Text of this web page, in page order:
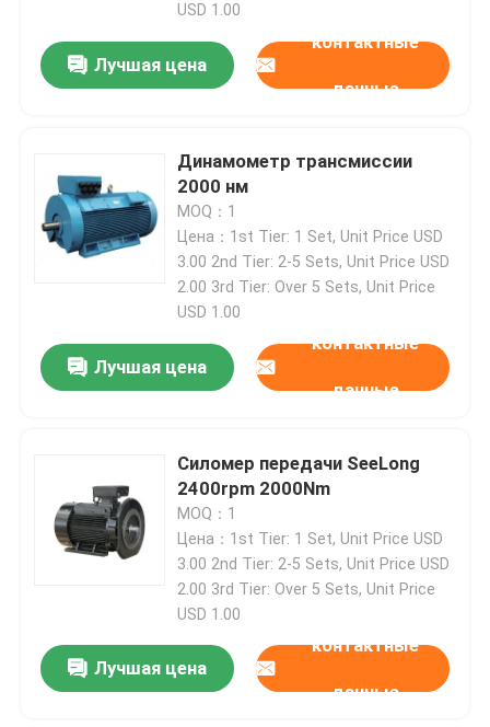
USD 1.00
Лучшая цена
контактные
данные
Динамометр трансмиссии
2000 нм
MOQ：1
Цена：1st Tier: 1 Set, Unit Price USD
3.00 2nd Tier: 2-5 Sets, Unit Price USD
2.00 3rd Tier: Over 5 Sets, Unit Price
USD 1.00
Лучшая цена
контактные
данные
Силомер передачи SeeLong
2400rpm 2000Nm
MOQ：1
Цена：1st Tier: 1 Set, Unit Price USD
3.00 2nd Tier: 2-5 Sets, Unit Price USD
2.00 3rd Tier: Over 5 Sets, Unit Price
USD 1.00
Лучшая цена
контактные
данные